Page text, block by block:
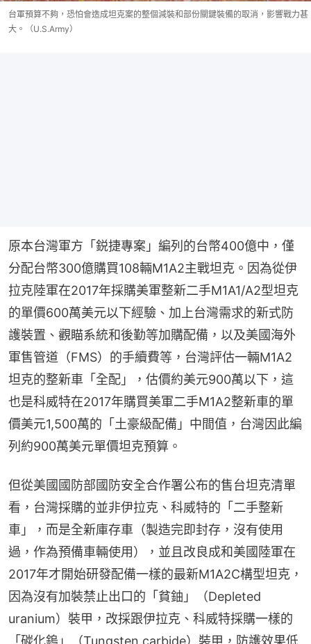
台軍預算不夠，恐怕會造成坦克案的整個減裝和部份關鍵裝備的取消，影響戰力甚
大。（U.S.Army）
原本台灣軍方「鋭捷專案」編列的台幣400億中，僅
分配台幣300億購買108輛M1A2主戰坦克。因為從伊
拉克陸軍在2017年採購美軍整新二手M1A1/A2型坦克
的單價600萬美元以下經驗、加上台灣需求的新式防
護裝置、觀瞄系統和後勤等加購配備，以及美國海外
軍售管道（FMS）的手續費等，台灣評估一輛M1A2
坦克的整新車「全配」，估價約美元900萬以下，這
也是科威特在2017年購買美軍二手M1A2整新車的單
價美元1,500萬的「土豪級配備」中間值，台灣因此編
列約900萬美元單價坦克預算。
但從美國國防部國防安全合作署公布的售台坦克清單
看，台灣採購的並非伊拉克、科威特的「二手整新
車」，而是全新庫存車（製造完即封存，沒有使用
過，作為預備車輛使用），並且改良成和美國陸軍在
2017年才開始研發配備一樣的最新M1A2C構型坦克，
因為沒有加裝禁止出口的「貧鈾」（Depleted
uranium）裝甲，改採跟伊拉克、科威特採購一樣的
「碳化鎢」（Tungsten carbide）裝甲，防護效果低